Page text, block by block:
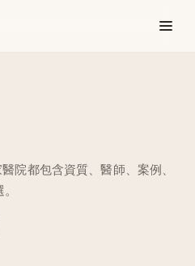
院都包含資質、醫師、案例、